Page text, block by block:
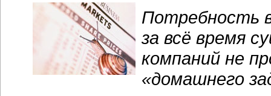
Потребность
за всё время
компаний не
«домашнего